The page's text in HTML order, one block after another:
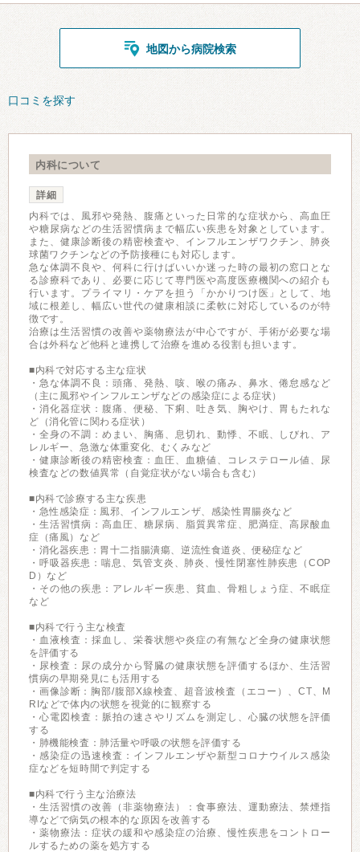
地図から病院検索
口コミを探す
内科について
詳細
内科では、風邪や発熱、腹痛といった日常的な症状から、高血圧
や糖尿病などの生活習慣病まで幅広い疾患を対象としています。
また、健康診断後の精密検査や、インフルエンザワクチン、肺炎
球菌ワクチンなどの予防接種にも対応します。
急な体調不良や、何科に行けばいいか迷った時の最初の窓口とな
る診療科であり、必要に応じて専門医や高度医療機関への紹介も
行います。プライマリ・ケアを担う「かかりつけ医」として、地
域に根差し、幅広い世代の健康相談に柔軟に対応しているのが特
徴です。
治療は生活習慣の改善や薬物療法が中心ですが、手術が必要な場
合は外科など他科と連携して治療を進める役割も担います。
■内科で対応する主な症状
・急な体調不良：頭痛、発熱、咳、喉の痛み、鼻水、倦怠感など
（主に風邪やインフルエンザなどの感染症による症状）
・消化器症状：腹痛、便秘、下痢、吐き気、胸やけ、胃もたれな
ど（消化管に関わる症状）
・全身の不調：めまい、胸痛、息切れ、動悸、不眠、しびれ、ア
レルギー、急激な体重変化、むくみなど
・健康診断後の精密検査：血圧、血糖値、コレステロール値、尿
検査などの数値異常（自覚症状がない場合も含む）
■内科で診療する主な疾患
・急性感染症：風邪、インフルエンザ、感染性胃腸炎など
・生活習慣病：高血圧、糖尿病、脂質異常症、肥満症、高尿酸血
症（痛風）など
・消化器疾患：胃十二指腸潰瘍、逆流性食道炎、便秘症など
・呼吸器疾患：喘息、気管支炎、肺炎、慢性閉塞性肺疾患（COP
D）など
・その他の疾患：アレルギー疾患、貧血、骨粗しょう症、不眠症
など
■内科で行う主な検査
・血液検査：採血し、栄養状態や炎症の有無など全身の健康状態
を評価する
・尿検査：尿の成分から腎臓の健康状態を評価するほか、生活習
慣病の早期発見にも活用する
・画像診断：胸部/腹部X線検査、超音波検査（エコー）、CT、M
RIなどで体内の状態を視覚的に観察する
・心電図検査：脈拍の速さやリズムを測定し、心臓の状態を評価
する
・肺機能検査：肺活量や呼吸の状態を評価する
・感染症の迅速検査：インフルエンザや新型コロナウイルス感染
症などを短時間で判定する
■内科で行う主な治療法
・生活習慣の改善（非薬物療法）：食事療法、運動療法、禁煙指
導などで病気の根本的な原因を改善する
・薬物療法：症状の緩和や感染症の治療、慢性疾患をコントロー
ルするための薬を処方する